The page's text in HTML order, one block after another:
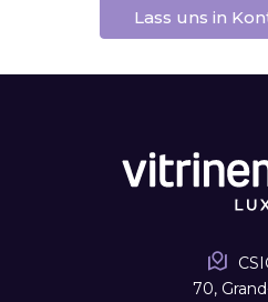
Lass uns in
70,